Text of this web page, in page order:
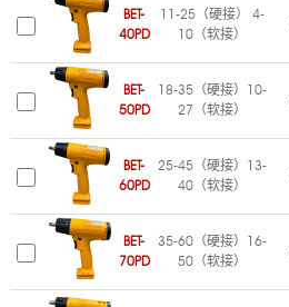
BET-
40PD
11-25（硬接） 4-
10（软接）
BET-
50PD
18-35（硬接）10-
27（软接）
BET-
60PD
25-45（硬接）13-
40（软接）
BET-
70PD
35-60（硬接）16-
50（软接）